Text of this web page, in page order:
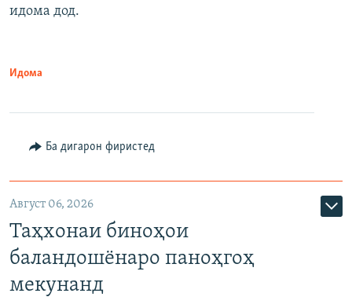
идома дод.
Идома
Ба дигарон фиристед
Август 06, 2026
Таҳхонаи биноҳои
баландошёнаро паноҳгоҳ
мекунанд